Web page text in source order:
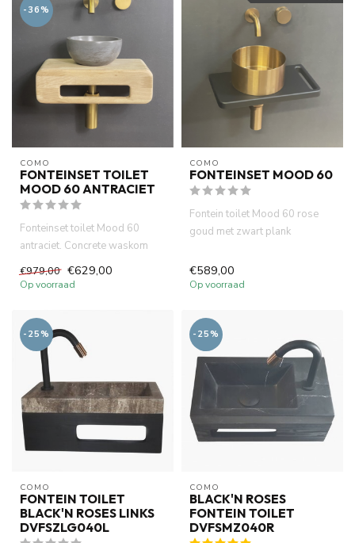
-36%
COMO
FONTEINSET TOILET
MOOD 60 ANTRACIET
Fonteinset toilet Mood 60
antraciet. Concrete waskom
met eiken hout plank 42 x 2...
€979,00 €629,00
Op voorraad
COMO
FONTEINSET MOOD 60
Fontein toilet Mood 60 rose
goud met zwart plank
PVD ...
€589,00
Op voorraad
-25%
COMO
FONTEIN TOILET
BLACK'N ROSES LINKS
DVFSZLG040L
-25%
COMO
BLACK'N ROSES
FONTEIN TOILET
DVFSMZ040R